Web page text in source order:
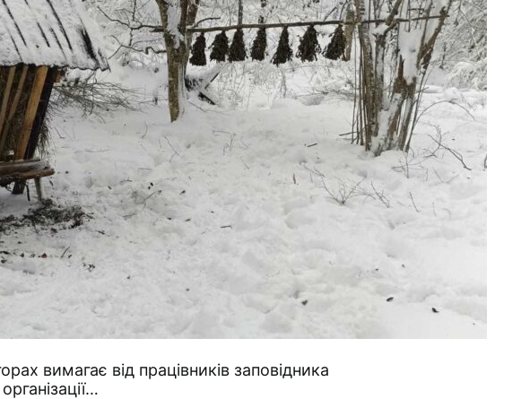
вимагає від працівників заповідника